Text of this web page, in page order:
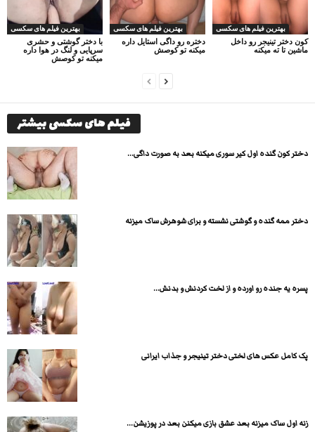
بهترین فیلم های سکسی
با دختر گوشتی و حشری
سرپایی و لنگ در هوا داره
میکنه تو کوصش
بهترین فیلم های سکسی
دختره رو داگی استایل داره
میکنه تو کوصش
بهترین فیلم های سکسی
کون دختر تینیجر رو داخل
ماشین تا ته میکنه
فیلم های سکسی بیشتر
دختر کون گنده اول کیر سوری میکنه بعد به صورت داگی...
دختر ممه گنده و گوشتی نشسته و برای شوهرش ساک میزنه
پسره یه جنده رو اورده و از لخت کردنش و بدنش...
پک کامل عکس های لختی دختر تینیجر و جذاب ایرانی
زنه اول ساک میزنه بعد عشق بازی میکنن بعد در پوزیشن...